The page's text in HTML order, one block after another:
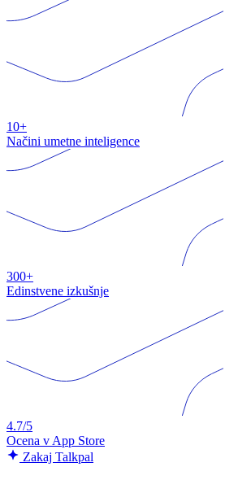
10+
Načini umetne inteligence
300+
Edinstvene izkušnje
4.7/5
Ocena v App Store
Zakaj Talkpal